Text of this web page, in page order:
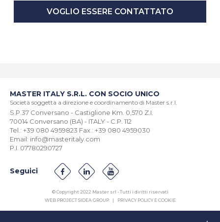
VOGLIO ESSERE CONTATTATO
MASTER ITALY S.R.L. CON SOCIO UNICO
Società soggetta a direzione e coordinamento di Master s.r.l.
S.P.37 Conversano - Castiglione Km. 0,570 Z.I.
70014 Conversano (BA) - ITALY - C.P. 112
Tel.: +39 080 4959823 Fax.: +39 080 4959030
Email: info@masteritaly.com
P.I. 07780290727
Seguici
© Copyright 2022 Master srl - Tutti i diritti riservati
WEB PROJECT SIDEA GROUP
PRIVACY POLICY E COOKIE